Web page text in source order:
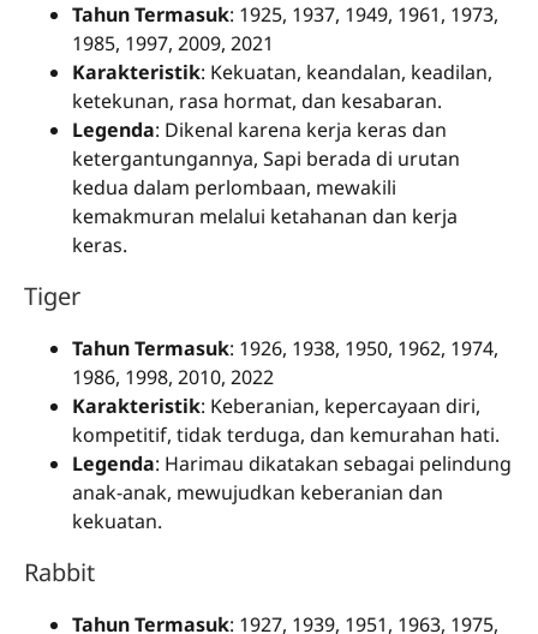
Tahun Termasuk: 1925, 1937, 1949, 1961, 1973,
1985, 1997, 2009, 2021
Karakteristik: Kekuatan, keandalan, keadilan,
ketekunan, rasa hormat, dan kesabaran.
Legenda: Dikenal karena kerja keras dan
ketergantungannya, Sapi berada di urutan
kedua dalam perlombaan, mewakili
kemakmuran melalui ketahanan dan kerja
keras.
Tiger
Tahun Termasuk: 1926, 1938, 1950, 1962, 1974,
1986, 1998, 2010, 2022
Karakteristik: Keberanian, kepercayaan diri,
kompetitif, tidak terduga, dan kemurahan hati.
Legenda: Harimau dikatakan sebagai pelindung
anak-anak, mewujudkan keberanian dan
kekuatan.
Rabbit
Tahun Termasuk: 1927, 1939, 1951, 1963, 1975,